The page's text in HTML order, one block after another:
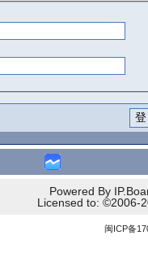
Powered By
Licensed to: ©2006-
闽ICP备